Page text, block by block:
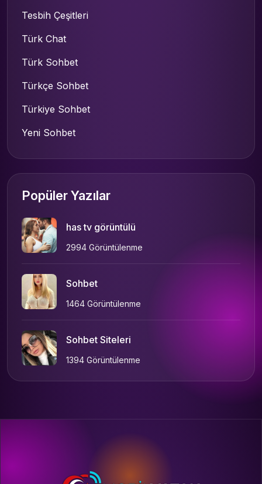
Tesbih Çeşitleri
Türk Chat
Türk Sohbet
Türkçe Sohbet
Türkiye Sohbet
Yeni Sohbet
Popüler Yazılar
has tv görüntülü
2994 Görüntülenme
Sohbet
1464 Görüntülenme
Sohbet Siteleri
1394 Görüntülenme